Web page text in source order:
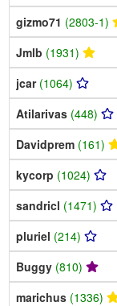
gizmo71 (2803-1)
Jmlb (1931)
jcar (1064)
Atilarivas (448)
Davidprem (161)
kycorp (1024)
sandricl (1471)
pluriel (214)
Buggy (810)
marichus (1336)